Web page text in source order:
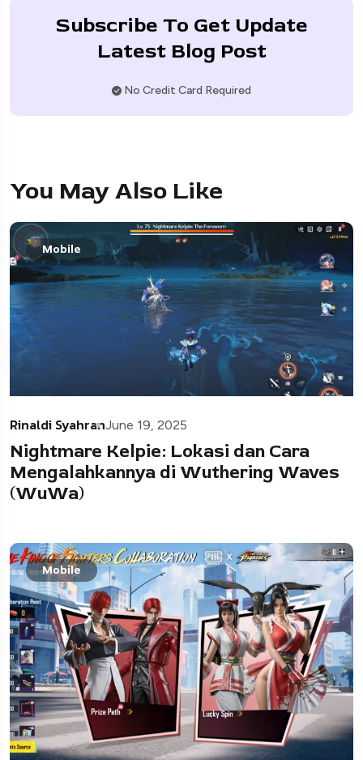
Subscribe To Get Update
Latest Blog Post
No Credit Card Required
You May Also Like
Mobile
Rinaldi SyahranJune 19, 2025
Nightmare Kelpie: Lokasi dan Cara
Mengalahkannya di Wuthering Waves
(WuWa)
Mobile